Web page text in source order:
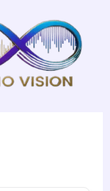
المحتوى